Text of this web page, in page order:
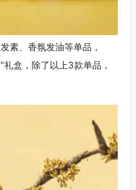
素、香氛发油等单品，
盒，除了以上3款单品，